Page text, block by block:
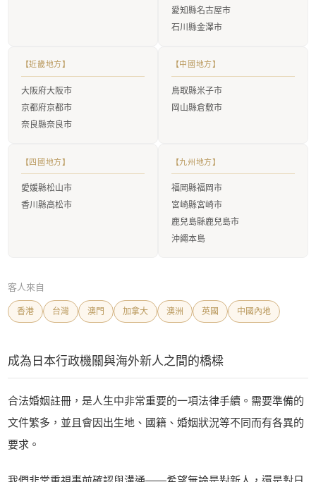
愛知縣名古屋市
石川縣金澤市
【近畿地方】
大阪府大阪市
京都府京都市
奈良縣奈良市
【中國地方】
鳥取縣米子市
岡山縣倉敷市
【四國地方】
愛媛縣松山市
香川縣高松市
【九州地方】
福岡縣福岡市
宮崎縣宮崎市
鹿兒島縣鹿兒島市
沖繩本島
客人來自
香港 台灣 澳門 加拿大 澳洲 英國 中國內地
成為日本行政機關與海外新人之間的橋樑
合法婚姻註冊，是人生中非常重要的一項法律手續。需要準備的
文件繁多，並且會因出生地、國籍、婚姻狀況等不同而有各異的
要求。